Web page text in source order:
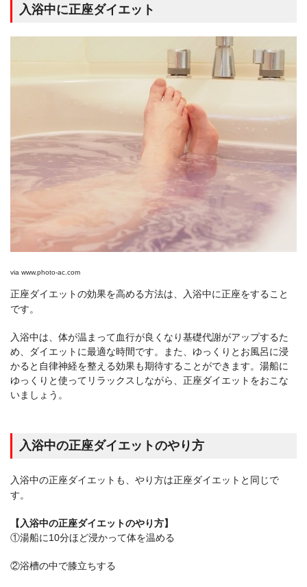
入浴中に正座ダイエット
via www.photo-ac.com
正座ダイエットの効果を高める方法は、入浴中に正座をすること
です。
入浴中は、体が温まって血行が良くなり基礎代謝がアップするた
め、ダイエットに最適な時間です。また、ゆっくりとお風呂に浸
かると自律神経を整える効果も期待することができます。湯船に
ゆっくりと使ってリラックスしながら、正座ダイエットをおこな
いましょう。
入浴中の正座ダイエットのやり方
入浴中の正座ダイエットも、やり方は正座ダイエットと同じで
す。
【入浴中の正座ダイエットのやり方】
①湯船に10分ほど浸かって体を温める
②浴槽の中で膝立ちする